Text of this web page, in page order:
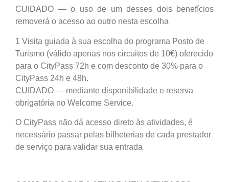
CUIDADO — o uso de um desses dois benefícios
removerá o acesso ao outro nesta escolha
1 Visita guiada à sua escolha do programa Posto de
Turismo (válido apenas nos circuitos de 10€) oferecido
para o CityPass 72h e com desconto de 30% para o
CityPass 24h e 48h.
CUIDADO — mediante disponibilidade e reserva
obrigatória no Welcome Service.
O CityPass não dá acesso direto às atividades, é
necessário passar pelas bilheterias de cada prestador
de serviço para validar sua entrada